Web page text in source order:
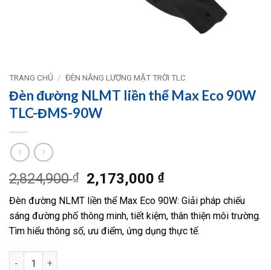
TRANG CHỦ / ĐÈN NĂNG LƯỢNG MẶT TRỜI TLC
Đèn đường NLMT liền thể Max Eco 90W
TLC-ĐMS-90W
2,824,900₫
Giá
gốc
là:
2,824,900 ₫.
2,173,000₫Giá
hiện
tại
là:
2,173,000 ₫.
Đèn đường NLMT liền thể Max Eco 90W: Giải pháp chiếu
sáng đường phố thông minh, tiết kiệm, thân thiện môi trường.
Tìm hiểu thông số, ưu điểm, ứng dụng thực tế.
Đèn đường NLMT liền thể Max Eco 90W TLC-ĐMS-90W số